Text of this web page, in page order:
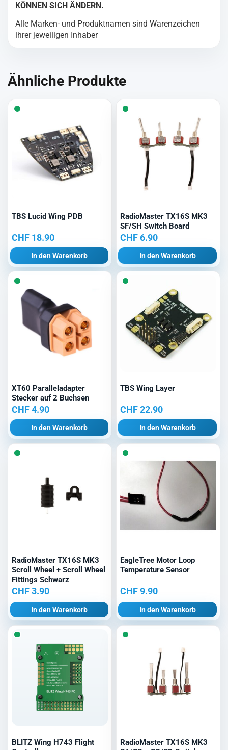
KÖNNEN SICH ÄNDERN.
Alle Marken- und Produktnamen sind Warenzeichen
ihrer jeweiligen Inhaber
Ähnliche Produkte
TBS Lucid Wing PDB
CHF 18.90
In den Warenkorb
RadioMaster TX16S MK3
SF/SH Switch Board
CHF6.90
In den Warenkorb
XT60 Paralleladapter
Stecker auf 2 Buchsen
CHF4.90
In den Warenkorb
TBS Wing Layer
CHF22.90
In den Warenkorb
RadioMaster TX16S MK3
Scroll Wheel + Scroll Wheel
Fittings Schwarz
CHF3.90
In den Warenkorb
EagleTree Motor Loop
Temperature Sensor
CHF9.90
In den Warenkorb
BLITZ Wing H743 Flight
RadioMaster TX16S MK3